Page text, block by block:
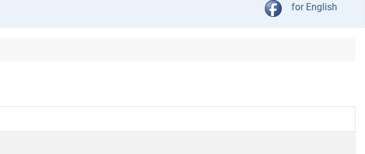
Kies jou taal
for English